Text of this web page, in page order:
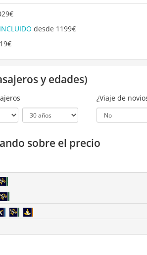
desde 1199€
y edades)
¿Viaje de
sobre el precio